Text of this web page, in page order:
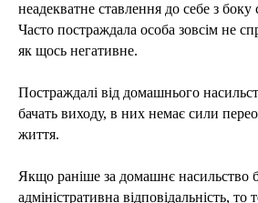
неадекватне ставлення до себе з боку
Часто постраждала особа зовсім не
як щось негативне.
Постраждалі від домашнього
бачать виходу, в них немає сили
життя.
Якщо раніше за домашнє насильство
адміністративна відповідальність, то